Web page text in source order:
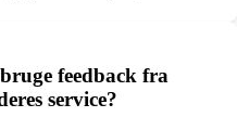
feedback fra
service?